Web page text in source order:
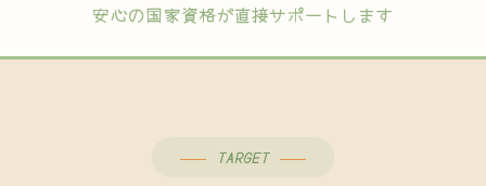
安心の国家資格が直接サポートします
TARGET